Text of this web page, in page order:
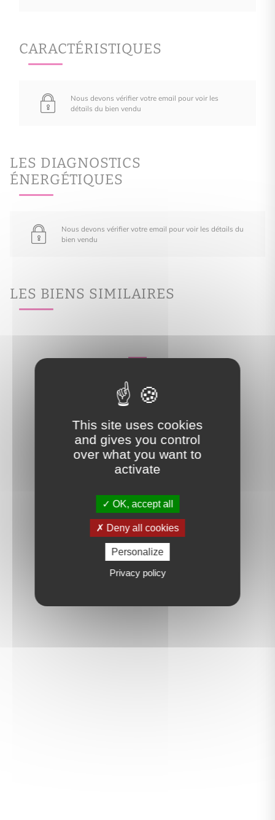
CARACTÉRISTIQUES
Nous devons vérifier votre email pour voir les
détails du bien vendu
LES DIAGNOSTICS
ÉNERGÉTIQUES
Nous devons vérifier votre email pour voir les détails du
bien vendu
LES BIENS SIMILAIRES
This site uses cookies
and gives you control
over what you want to
activate
OK, accept all
Deny all cookies
Personalize
Privacy policy